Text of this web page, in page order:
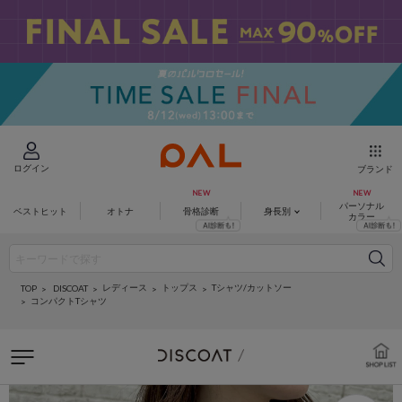
ログイン ブランド
ベストヒット オトナ 骨格診断 身長別
パーソナル
カラー
TOP DISCOAT レディース トップス
Tシャツ/カットソー
コンパクトTシャツ